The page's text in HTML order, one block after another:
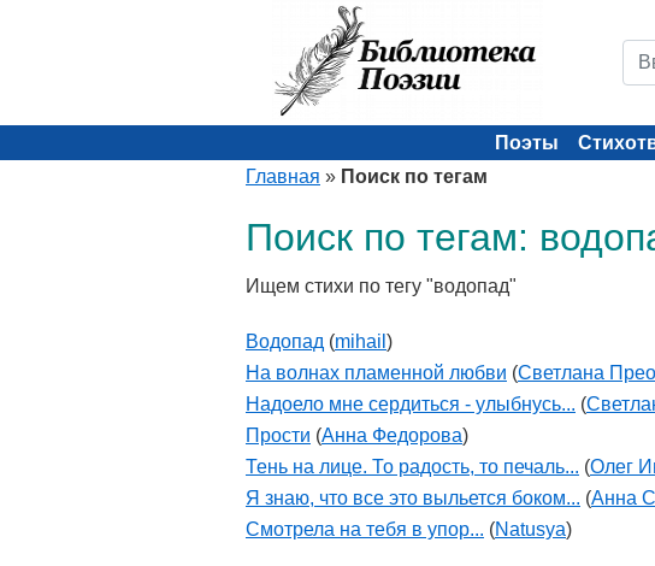
Поэты
Главная » Поиск по тегам
Поиск по тегам:
Ищем стихи по тегу "водопад"
Водопад (mihail )
На волнах пламенной любви (Светлана
Надоело мне сердиться - улыбнусь... (
Прости (Анна Федорова)
Тень на лице. То радость, то печаль... (Олег
Я знаю, что все это выльется боком... (Анна
Смотрела на тебя в упор... (Natusya)